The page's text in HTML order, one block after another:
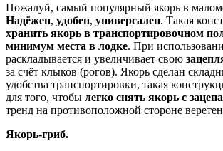
Пожалуй, самый популярный якорь в
Надёжен, удобен, универсален. Такая
хранить якорь в транспортировочном
минимум места в лодке. При
раскладывается и увеличивает свою
за счёт клыков (рогов). Якорь сделан
удобства транспортировки, такая
для того, чтобы легко снять якорь с зацепа
тренд на противоположной стороне
Якорь-гриб.